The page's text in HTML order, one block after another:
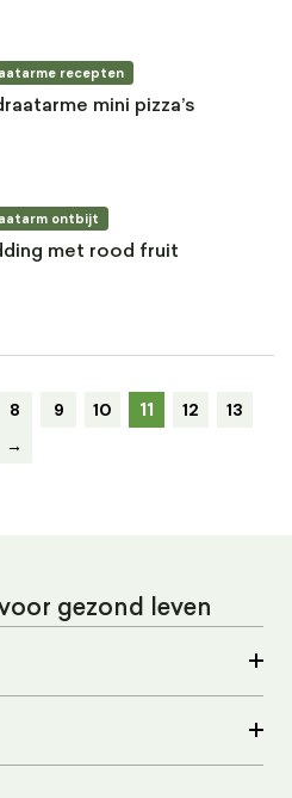
recepten
mini pizza’s
ontbijt
met rood fruit
8 9 10 11 12
13
→
gezond leven